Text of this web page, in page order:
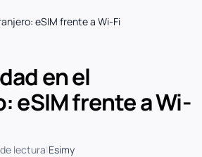
eSIM frente a Wi-Fi
en el
eSIM frente a Wi-
lectura|Esimy